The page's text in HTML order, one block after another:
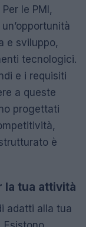
le PMI,
e sviluppo,
tecnologici.
e i requisiti
a queste
progettati
è
la tua attività
adatti alla tua